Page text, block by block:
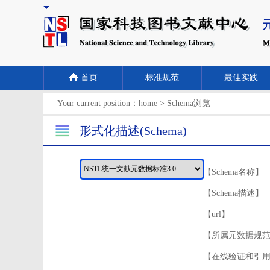
首页 标准规范 最佳实践
Your current position： home > Schema浏览
形式化描述(Schema)
【Schema名称】
【Schema描述】
【url】
【所属元数据规
【在线验证和引